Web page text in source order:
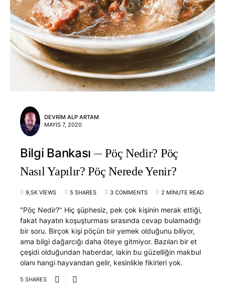
DEVRIM ALP ARTAM
MAYIS 7, 2020
Bilgi Bankası
Pöç Nedir? Pöç
Nasıl Yapılır? Pöç Nerede Yenir?
9,5K VIEWS 5 SHARES 3 COMMENTS 2 MINUTE READ
"Pöç Nedir?" Hiç şüphesiz, pek çok kişinin merak ettiği,
fakat hayatın koşuşturması sırasında cevap bulamadığı
bir soru. Birçok kişi pöçün bir yemek olduğunu biliyor,
ama bilgi dağarcığı daha öteye gitmiyor. Bazıları bir et
çeşidi olduğundan haberdar, lakin bu güzelliğin makbul
olanı hangi hayvandan gelir, kesinlikle fikirleri yok.
5 SHARES